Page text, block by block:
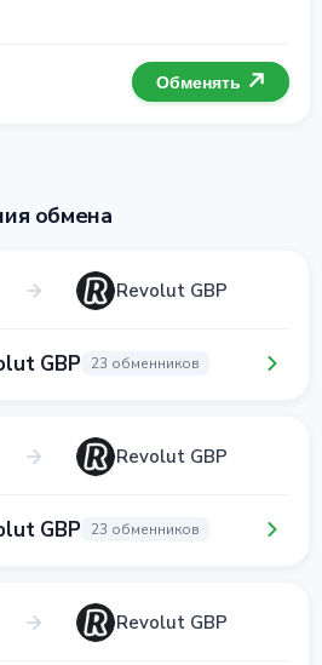
Обменять
обмена
Revolut GBP
GBP 23 обменников
Revolut GBP
GBP 23 обменников
Revolut GBP